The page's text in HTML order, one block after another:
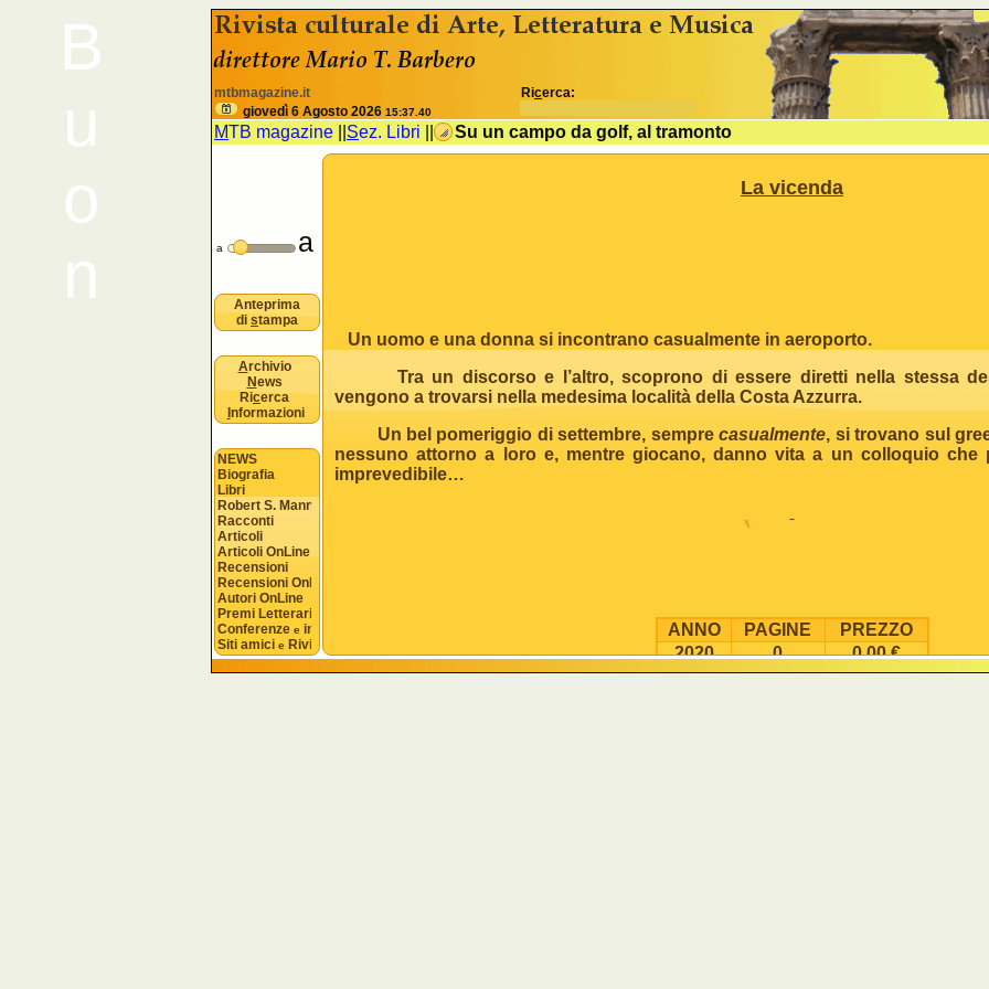
B
u
o
n
giovedì 6 Agosto 2026 15:37.40
mtbmagazine.it Ricerca:
MTB magazine Sez. Libri Su un campo da golf, al tramonto
<% //deve esistere nomeSezione e idSezione come variabili js %>
La vicenda
Un uomo e una donna si incontrano casualmente in aeroporto.
Tra un discorso e l’altro, scoprono di essere diretti nella stessa
vengono a trovarsi nella medesima località della Costa Azzurra.
Un bel pomeriggio di settembre, semprecasualmente, si trovano sul
nessuno attorno a loro e, mentre giocano, danno vita a un colloquio
imprevedibile…
ANNO PAGINE
PREZZO
2020
0 0.00 €
a a
Anteprima
di stampa
Archivio
News
Ricerca
nformazioni
NEWS
Biografia
Libri
Robert S. Mannon
Racconti
Articoli
Articoli OnLine
Recensioni
Recensioni OnLine
Autori OnLine
Premi Letterari
Conferenze e interviste
Siti amici e Riviste
alessandro.marchisio@gmail.com